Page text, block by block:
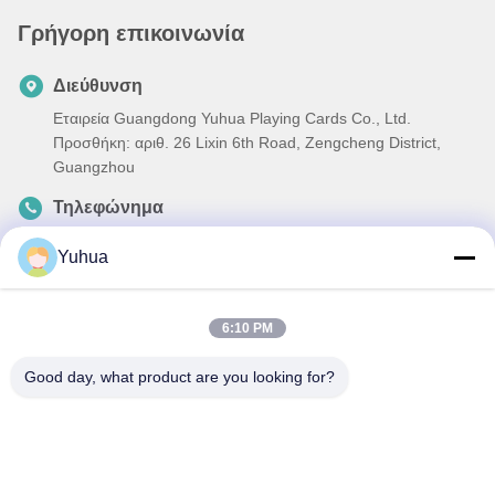
Γρήγορη επικοινωνία
Διεύθυνση
Εταιρεία Guangdong Yuhua Playing Cards Co., Ltd.
Προσθήκη: αριθ. 26 Lixin 6th Road, Zengcheng District,
Guangzhou
Τηλεφώνημα
Yuhua
6:10 PM
Good day, what product are you looking for?